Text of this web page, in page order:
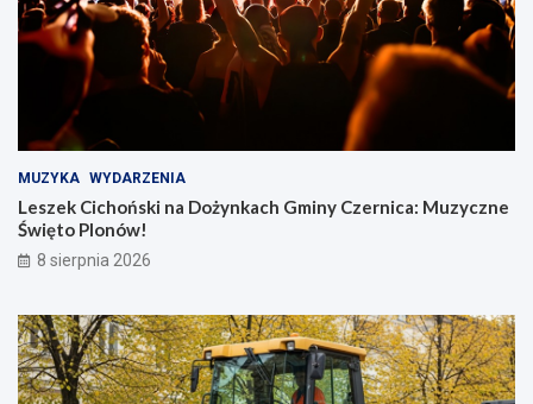
MUZYKA WYDARZENIA
Leszek Cichoński na Dożynkach Gminy Czernica: Muzyczne
Święto Plonów!
8 sierpnia 2026